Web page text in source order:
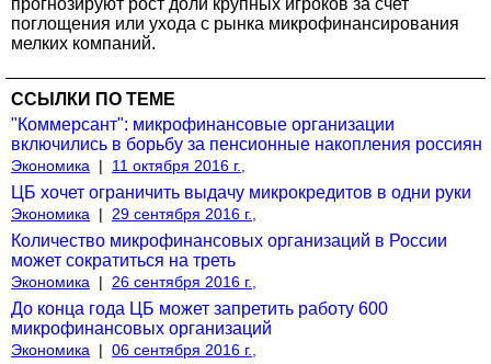
поглощения или ухода с рынка микрофинансирования
мелких компаний.
ССЫЛКИ ПО ТЕМЕ
"Коммерсант": микрофинансовые организации
включились в борьбу за пенсионные накопления россиян
Экономика | 11 октября 2016 г.,
ЦБ хочет ограничить выдачу микрокредитов в одни руки
Экономика | 29 сентября 2016 г.,
Количество микрофинансовых организаций в России
может сократиться на треть
Экономика | 26 сентября 2016 г.,
До конца года ЦБ может запретить работу 600
микрофинансовых организаций
Экономика | 06 сентября 2016 г.,